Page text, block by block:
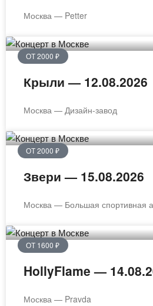
Москва — Petter
ОТ 2000 ₽
Крыли — 12.08.2026
Москва — Дизайн-завод
ОТ 2000 ₽
Звери — 15.08.2026
Москва — Большая спортивная
ОТ 1600 ₽
HollyFlame —
Москва — Pravda